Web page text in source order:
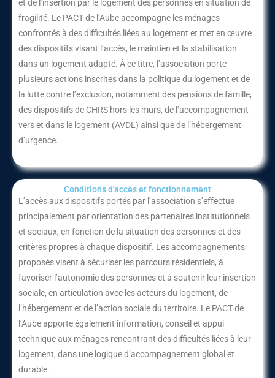
et de l’insertion par le logement des personnes en situation de
fragilité. Le PACT de l’Aube accompagne les ménages
confrontés à des difficultés liées au logement et met en œuvre
des dispositifs visant l’accès, le maintien et la stabilisation
dans un logement adapté. À ce titre, l’association porte
plusieurs actions inscrites dans la politique du logement et de
la lutte contre l’exclusion, notamment des pensions de famille,
des dispositifs de CHRS hors les murs, de l’accompagnement
vers et dans le logement (AVDL) ainsi que de l’hébergement
d’urgence.
Conditions d'accès et fonctionnement​
L’accès aux dispositifs portés par l’association s’effectue
principalement par orientation des partenaires institutionnels
et sociaux, en fonction de la situation des personnes et des
critères propres à chaque dispositif. Les accompagnements
proposés visent à sécuriser les parcours résidentiels, à
favoriser l’autonomie des personnes et à soutenir leur insertion
sociale, en articulation avec les acteurs du logement, de
l’hébergement et de l’action sociale du territoire. Le PACT de
l’Aube apporte également information, conseil et appui
technique aux ménages rencontrant des difficultés liées à leur
logement, dans une logique d’accompagnement global et
durable.